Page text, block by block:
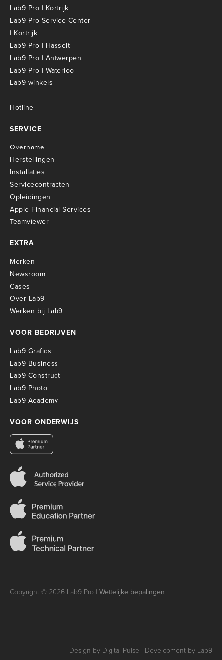
Lab9 Pro | Kortrijk
Lab9 Pro Service Center
| Kortrijk
Lab9 Pro | Hasselt
Lab9 Pro | Antwerpen
Lab9 Pro | Waterloo
Lab9 winkels
Hotline
SERVICE
Overname
Herstellingen
Installaties
Servicecontracten
Opleidingen
Apple Financial Services
Teamviewer
EXTRA
Merken
Newsroom
Cases
Over Lab9
Werken bij Lab9
VOOR BEDRIJVEN
Lab9 Grafics
Lab9 Business
Lab9 Construct
Lab9 Photo
Lab9 Academy
VOOR ONDERWIJS
Copyright © 2026 Lab9 Pro | Wettelijke bepalingen
Design by Digital Pulse | Development by Lab9